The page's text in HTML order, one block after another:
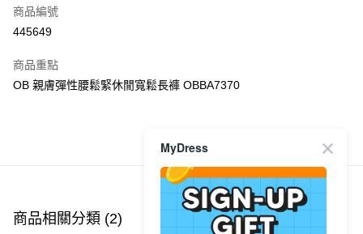
Apple Pay
PayMe
每筆HK$40.00，滿HK$350.00或以上免運費
付款後順豐站及營業點
商品編號
445649
商品重點
OB 親膚彈性腰鬆緊休閒寬鬆長褲 OBBA7370
商品推薦
商品相關分類 (2)
MyDress